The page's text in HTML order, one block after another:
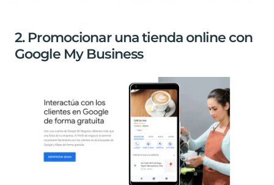
2. Promocionar una tienda online con
Google My Business